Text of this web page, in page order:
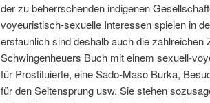
der zu beherrschenden indigenen
voyeuristisch-sexuelle Interessen spielen in
erstaunlich sind deshalb auch die zahlreichen
Schwingenheuers Buch mit einem sexuell-
für Prostituierte, eine Sado-Maso Burka,
für den Seitensprung usw. Sie stehen